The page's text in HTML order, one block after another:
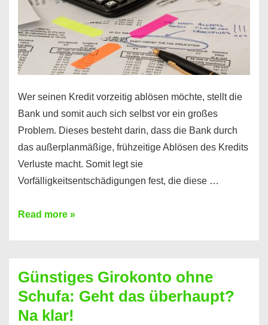
Wer seinen Kredit vorzeitig ablösen möchte, stellt die
Bank und somit auch sich selbst vor ein großes
Problem. Dieses besteht darin, dass die Bank durch
das außerplanmäßige, frühzeitige Ablösen des Kredits
Verluste macht. Somit legt sie
Vorfälligkeitsentschädigungen fest, die diese …
Kredit
dabei
profitieren
–
Read more »
Günstiges Girokonto ohne
Schufa: Geht das überhaupt?
Na klar!